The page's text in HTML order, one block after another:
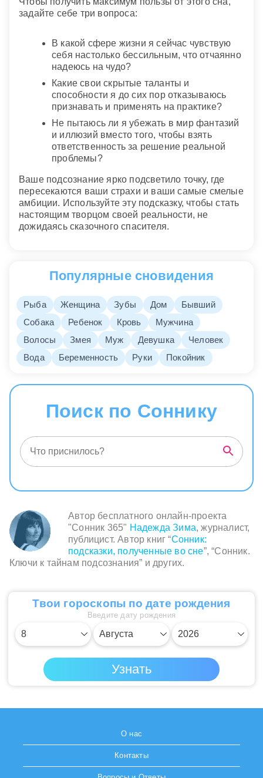
задайте себе три вопроса:
В какой сфере жизни я сейчас чувствую
себя настолько бессильным, что отчаянно
надеюсь на чудо?
Какие свои скрытые таланты и
способности я до сих пор отказываюсь
признавать и применять на практике?
Не пытаюсь ли я убежать в мир фантазий
и иллюзий вместо того, чтобы взять
ответственность за решение реальной
проблемы?
Ваше подсознание ярко подсветило точку, где
пересекаются ваши страхи и ваши самые смелые
амбиции. Используйте эту подсказку, чтобы стать
настоящим творцом своей реальности, не
дожидаясь сказочного спасителя.
Популярные сновидения
Рыба Женщина Зубы Дом
Бывший
Собака
Ребенок Кровь
Мужчина
Волосы
Змея Муж Девушка
Человек
Вода
Беременность Руки Покойник
Поиск по Соннику
Автор бесплатного онлайн-проекта
"Сонник 365" Надежда Зима, журналист,
публицист. Автор книг “Сонник:
подсказки, полученные во сне”, “Сонник.
Ключи к тайнам подсознания” и других.
Твои гороскопы по дате рождения
Введите дату рождения
О нас
Контакты